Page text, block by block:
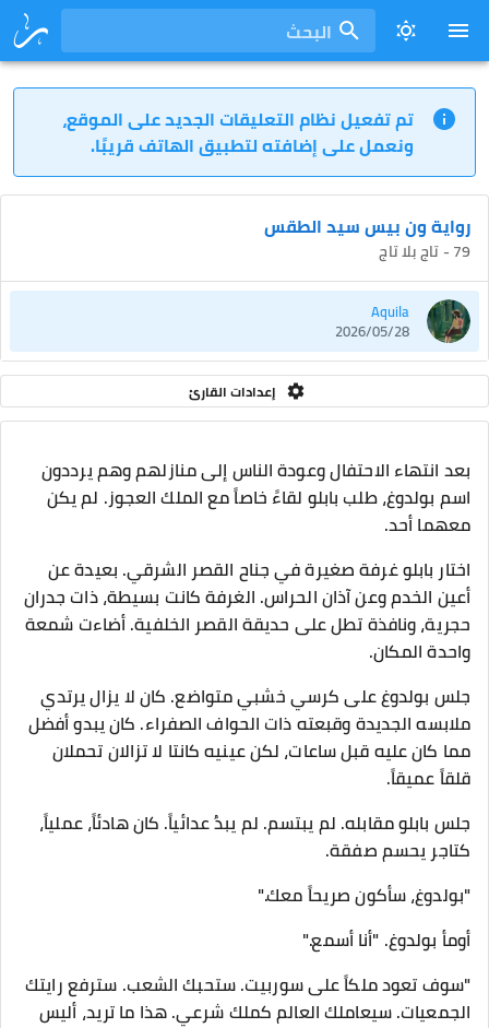
البحث
تم تفعيل نظام التعليقات الجديد على الموقع،
ونعمل على إضافته لتطبيق الهاتف قريبًا.
رواية ون بيس سيد الطقس
79 - تاج بلا تاج
Aquila
2026/05/28
إعدادات القارئ
بعد انتهاء الاحتفال وعودة الناس إلى منازلهم وهم يرددون
اسم بولدوغ، طلب بابلو لقاءً خاصاً مع الملك العجوز. لم يكن
معهما أحد.
اختار بابلو غرفة صغيرة في جناح القصر الشرقي. بعيدة عن
أعين الخدم وعن آذان الحراس. الغرفة كانت بسيطة، ذات جدران
حجرية، ونافذة تطل على حديقة القصر الخلفية. أضاءت شمعة
واحدة المكان.
جلس بولدوغ على كرسي خشبي متواضع. كان لا يزال يرتدي
ملابسه الجديدة وقبعته ذات الحواف الصفراء. كان يبدو أفضل
مما كان عليه قبل ساعات، لكن عينيه كانتا لا تزالان تحملان
قلقاً عميقاً.
جلس بابلو مقابله. لم يبتسم. لم يبدُ عدائياً. كان هادئاً، عملياً،
كتاجر يحسم صفقة.
"بولدوغ، سأكون صريحاً معك."
أومأ بولدوغ. "أنا أسمع."
"سوف تعود ملكاً على سوربيت. ستحبك الشعب. سترفع رايتك
الجمعيات. سيعاملك العالم كملك شرعي. هذا ما تريد، أليس